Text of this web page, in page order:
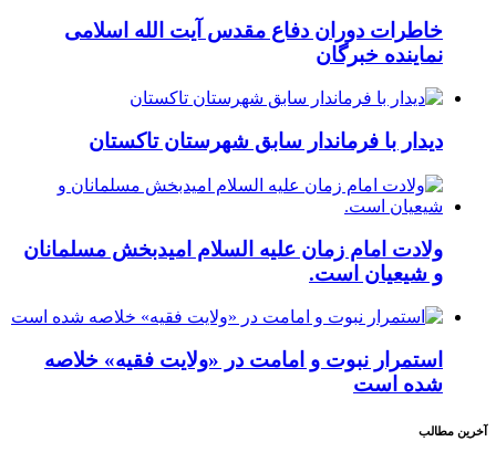
خاطرات دوران دفاع مقدس آیت الله اسلامی
نماینده خبرگان
دیدار با فرماندار سابق شهرستان تاکستان
ولادت امام زمان علیه السلام امیدبخش مسلمانان
و شیعیان است.
استمرار نبوت و امامت در «ولایت فقیه» خلاصه
شده است
آخرین مطالب